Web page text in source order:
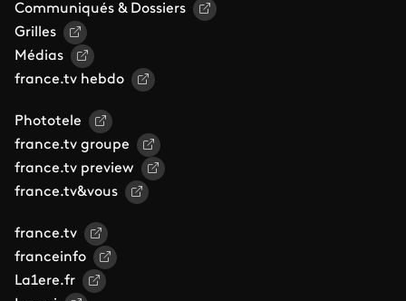
Communiqués & Dossiers
Grilles
Médias
france.tv hebdo
Phototele
france.tv groupe
france.tv preview
france.tv&vous
france.tv
franceinfo
La1ere.fr